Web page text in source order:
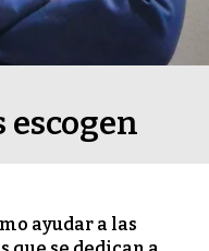
escogen
ayudar a las